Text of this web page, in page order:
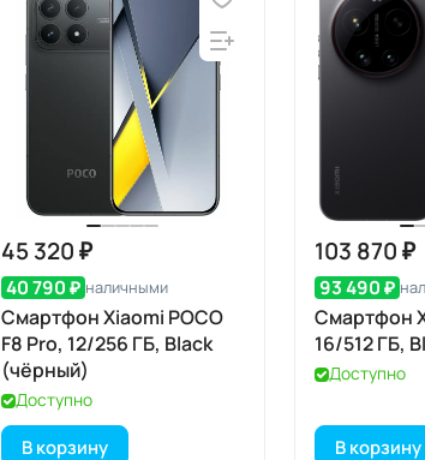
45 320 ₽
40 790 ₽ наличными
Смартфон Xiaomi POCO
F8 Pro, 12/256 ГБ, Black
(чёрный)
Доступно
В корзину
103 870 ₽
93 490 ₽
Смартфон
16/512 ГБ,
Доступно
В корзину